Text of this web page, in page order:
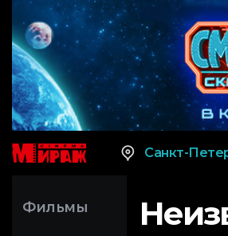
Санкт-
Фильмы